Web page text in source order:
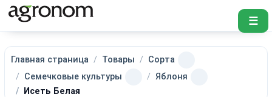
☰
Главная страница Товары
Сорта
Семечковые культуры
Яблоня
Исеть Белая